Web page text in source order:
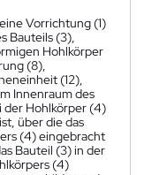
Vorrichtung (1)
Bauteils (3),
Hohlkörper
(8),
(12),
Innenraum des
der Hohlkörper (4)
über die das
(4) eingebracht
Bauteil (3) in der
(4)